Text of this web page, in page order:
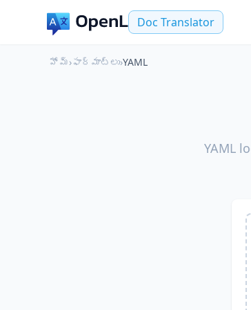
Doc Translator
హోమ్›ఫార్మాట్లు›YAML
YAML